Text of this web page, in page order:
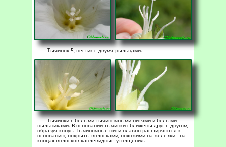
Тычинок 5, пестик с двумя рыльцами.
Тычинки с белыми тычиночными нитями и белыми
пыльниками. В основании тычинки сближены друг с другом,
образуя конус. Тычиночные нити плавно расширяются к
основанию, покрыты волосками, похожими на желёзки - на
концах волосков каплевидные утолщения.